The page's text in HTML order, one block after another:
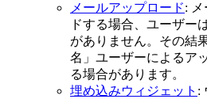
メールアップロード:
ドする場合、ユーザー
がありません。その結
名」ユーザーによるア
る場合があります。
埋め込みウィジェット :